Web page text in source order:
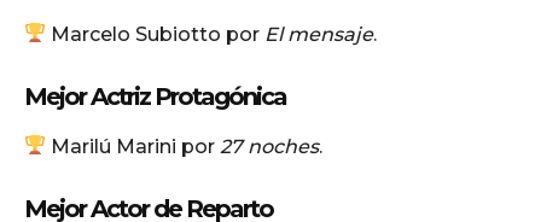
Marcelo Subiotto por El mensaje.
Mejor Actriz Protagónica
Marilú Marini por 27 noches.
Mejor Actor de Reparto